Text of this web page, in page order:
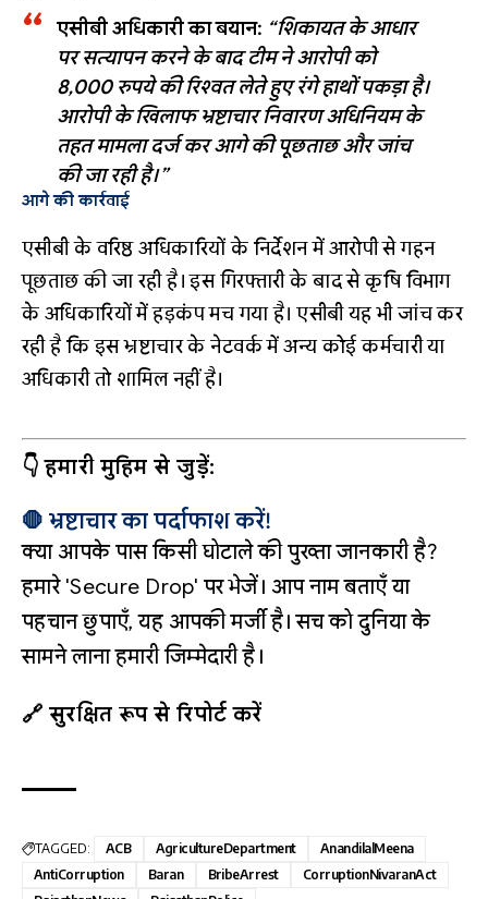
एसीबी अधिकारी का बयान: “शिकायत के आधार
पर सत्यापन करने के बाद टीम ने आरोपी को
8,000 रुपये की रिश्वत लेते हुए रंगे हाथों पकड़ा है।
आरोपी के खिलाफ भ्रष्टाचार निवारण अधिनियम के
तहत मामला दर्ज कर आगे की पूछताछ और जांच
की जा रही है।”
आगे की कार्रवाई
एसीबी के वरिष्ठ अधिकारियों के निर्देशन में आरोपी से गहन
पूछताछ की जा रही है। इस गिरफ्तारी के बाद से कृषि विभाग
के अधिकारियों में हड़कंप मच गया है। एसीबी यह भी जांच कर
रही है कि इस भ्रष्टाचार के नेटवर्क में अन्य कोई कर्मचारी या
अधिकारी तो शामिल नहीं है।
👇 हमारी मुहिम से जुड़ें:
🛑 भ्रष्टाचार का पर्दाफाश करें!
क्या आपके पास किसी घोटाले की पुख्ता जानकारी है?
हमारे 'Secure Drop' पर भेजें। आप नाम बताएँ या
पहचान छुपाएँ, यह आपकी मर्जी है। सच को दुनिया के
सामने लाना हमारी जिम्मेदारी है।
🔗 सुरक्षित रूप से रिपोर्ट करें
TAGGED: ACB AgricultureDepartment
AnandilalMeena
AntiCorruption
Baran BribeArrest
CorruptionNivaranAct